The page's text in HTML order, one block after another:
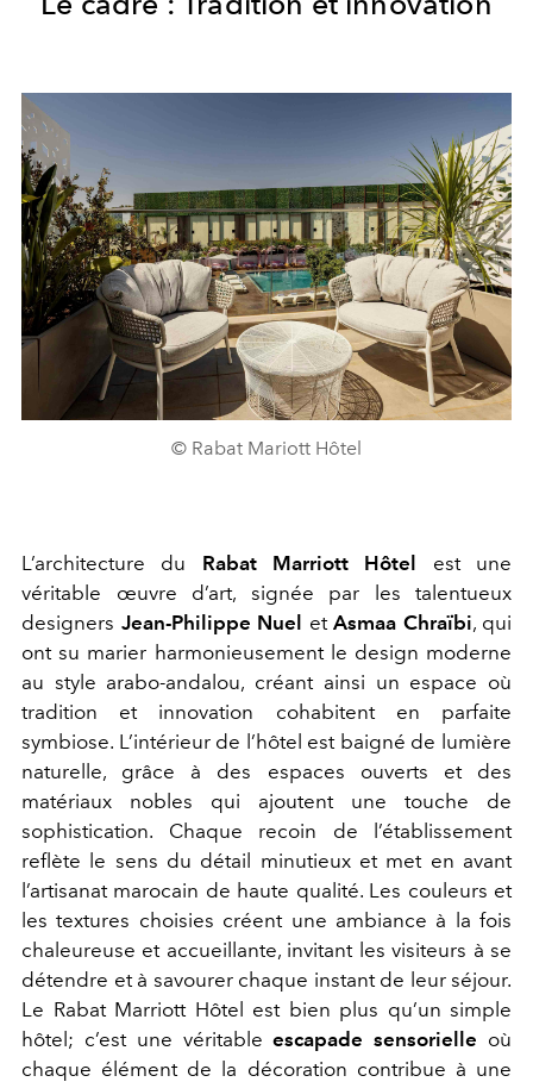
© Rabat Mariott Hôtel
L’architecture du Rabat Marriott Hôtel est une
véritable œuvre d’art, signée par les talentueux
designers Jean-Philippe Nuel et Asmaa Chraïbi, qui
ont su marier harmonieusement le design moderne
au style arabo-andalou, créant ainsi un espace où
tradition et innovation cohabitent en parfaite
symbiose. L’intérieur de l’hôtel est baigné de lumière
naturelle, grâce à des espaces ouverts et des
matériaux nobles qui ajoutent une touche de
sophistication. Chaque recoin de l’établissement
reflète le sens du détail minutieux et met en avant
l’artisanat marocain de haute qualité. Les couleurs et
les textures choisies créent une ambiance à la fois
chaleureuse et accueillante, invitant les visiteurs à se
détendre et à savourer chaque instant de leur séjour.
Le Rabat Marriott Hôtel est bien plus qu’un simple
hôtel; c’est une véritableescapade sensorielle où
chaque élément de la décoration contribue à une